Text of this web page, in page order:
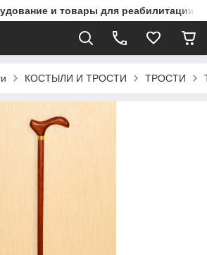
и товары для реабилитации
КОСТЫЛИ И ТРОСТИ ТРОСТИ